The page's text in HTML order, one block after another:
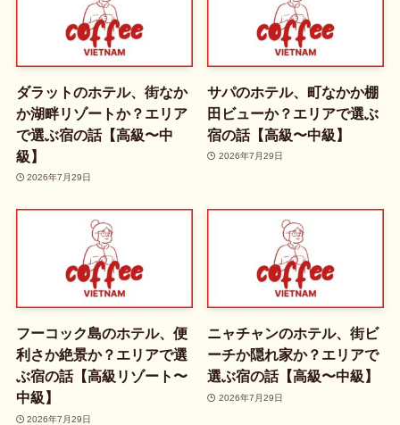
ダラットのホテル、街なか
か湖畔リゾートか？エリア
で選ぶ宿の話【高級〜中
級】
2026年7月29日
サパのホテル、町なかか棚
田ビューか？エリアで選ぶ
宿の話【高級〜中級】
2026年7月29日
フーコック島のホテル、便
利さか絶景か？エリアで選
ぶ宿の話【高級リゾート〜
中級】
2026年7月29日
ニャチャンのホテル、街ビ
ーチか隠れ家か？エリアで
選ぶ宿の話【高級〜中級】
2026年7月29日